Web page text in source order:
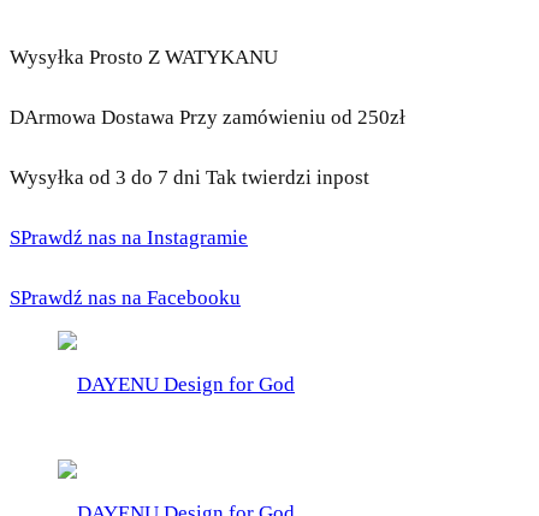
Wysyłka Prosto Z WATYKANU
DArmowa Dostawa Przy zamówieniu od 250zł
Wysyłka od 3 do 7 dni Tak twierdzi inpost
SPrawdź nas na Instagramie
SPrawdź nas na Facebooku